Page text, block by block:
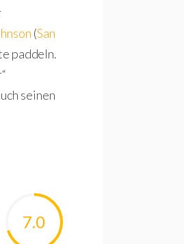
(San
paddeln.
seinen
7.0